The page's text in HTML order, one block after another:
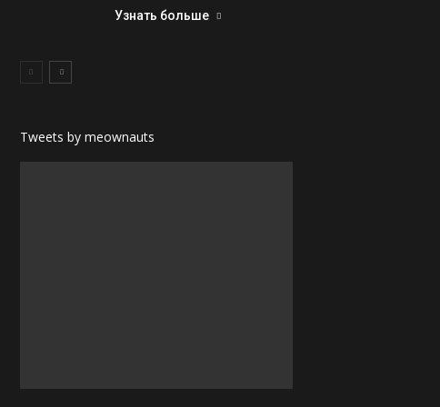
Узнать больше
Tweets by meownauts